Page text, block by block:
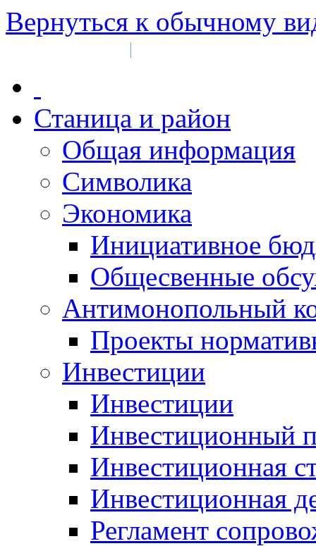
Вернуться к обычному
|
Станица и район
Общая информация
Символика
Экономика
Инициативное
Общесвенные
Антимонопольный
Проекты
Инвестиции
Инвестиции
Инвестиционный
Инвестиционная
Инвестиционная
Регламент